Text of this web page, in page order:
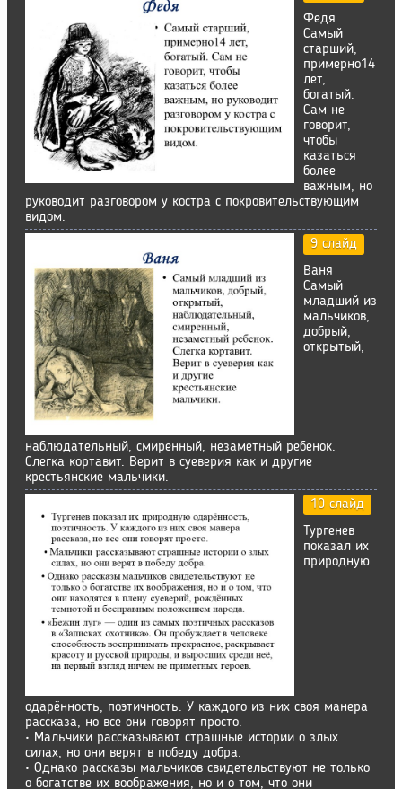
Федя
Самый
старший,
примерно14
лет,
богатый.
Сам не
говорит,
чтобы
казаться
более
важным, но
руководит разговором у костра с покровительствующим
видом.
9 слайд
Ваня
Самый
младший из
мальчиков,
добрый,
открытый,
наблюдательный, смиренный, незаметный ребенок.
Слегка кортавит. Верит в суеверия как и другие
крестьянские мальчики.
10 слайд
Тургенев
показал их
природную
одарённость, поэтичность. У каждого из них своя манера
рассказа, но все они говорят просто.
• Мальчики рассказывают страшные истории о злых
силах, но они верят в победу добра.
• Однако рассказы мальчиков свидетельствуют не только
о богатстве их воображения, но и о том, что они